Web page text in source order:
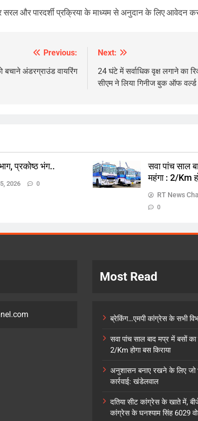
और पारदर्शी प्रक्रिया के माध्यम से अनुदान के लिए आवेदन
Previous:
बचाने अंडरग्राउंड वायरिंग
Next:
24 घंटे में सर्वाधिक वृक्ष लगाने का
सीएम ने लिया गिनीज बुक ऑफ वर्ल्ड
प्रकोष्ठ भंग..
2026 0
सवा पांच साल
महंगा : 2/Km
RT News
0
कांग्रेस के सभी विभाग, प्रकोष्ठ
सवा पांच साल
महंगा : 2/Km
August 5, 2026
Most Read
ब्रेकिंग…एमपी कांग्रेस के सभी
सवा पांच साल बाद मप्र में बसों
2/Km होगा बस किराया
अनुशासन बनाए रखने के लिए जो
कार्रवाई: खंडेलवाल
दतिया सीट कांग्रेस के खाते में,
कांग्रेस के घनश्याम सिंह 6029